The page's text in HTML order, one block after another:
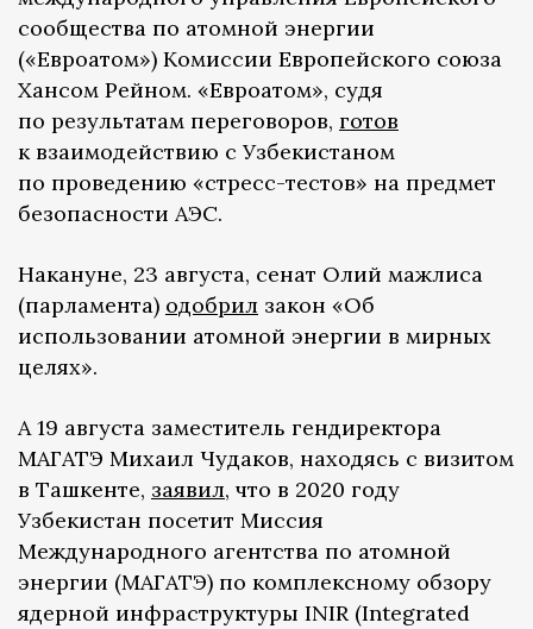
сообщества по атомной энергии
(«Евроатом») Комиссии Европейского союза
Хансом Рейном. «Евроатом», судя
по результатам переговоров, готов
к взаимодействию с Узбекистаном
по проведению «стресс-тестов» на предмет
безопасности АЭС.
Накануне, 23 августа, сенат Олий мажлиса
(парламента) одобрил закон «Об
использовании атомной энергии в мирных
целях».
А 19 августа заместитель гендиректора
МАГАТЭ Михаил Чудаков, находясь с визитом
в Ташкенте, заявил, что в 2020 году
Узбекистан посетит Миссия
Международного агентства по атомной
энергии (МАГАТЭ) по комплексному обзору
ядерной инфраструктуры INIR (Integrated